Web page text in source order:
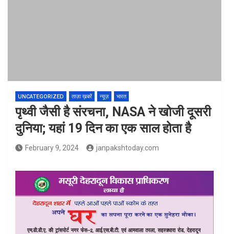
UNCATEGORIZED ताज़ा ख़बरें न्यूज़ भारत
पृथ्वी जैसी है संरचना, NASA ने खोजी दूसरी
दुनिया; यहां 19 दिन का एक साल होता है
February 9, 2024 janpakshtoday.com